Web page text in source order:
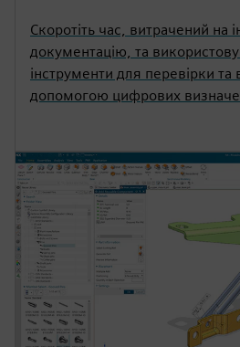
Скоротіть час, витрачений на
документацію, та
інструменти для перевірки та
допомогою цифрових